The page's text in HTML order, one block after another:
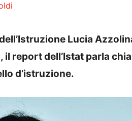
Lucia
report dell’Istat parla
d’istruzione.